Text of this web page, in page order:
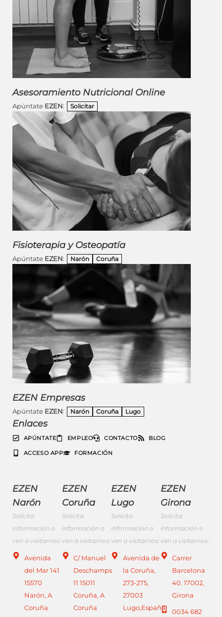
Asesoramiento Nutricional Online
Apúntate EZEN: Solicitar
Fisioterapia y Osteopatía
Apúntate EZEN: Narón Coruña
EZEN Empresas
Apúntate EZEN: Narón Coruña Lugo
Enlaces
APÚNTATE EMPLEO CONTACTO BLOG
ACCESO APP FORMACIÓN
EZEN
Narón
Solicita
información o
ven a visitarnos:
Avenida
del Mar 141
15570
Narón, A
Coruña
EZEN
Coruña
Solicita
información o
ven a visitarnos:
C/ Manuel
Deschamps
11 15011
Coruña, A
Coruña
EZEN
Lugo
Solicita
información o
ven a visitarnos:
Avenida de
la Coruña,
273-275,
27003
Lugo,España
EZEN
Girona
Solicita
información o
ven a visitarnos:
Carrer
Barcelona
40. 17002,
Girona
0034 682